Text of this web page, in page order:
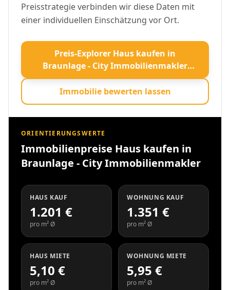
Preisstrategie verbinden wir diese Daten mit
einer individuellen Einschätzung vor Ort.
Preis-Explorer Haus kaufen in
Braunlage - City Immobilienmakler
öffnen
Immobilie bewerten lassen
ORIENTIERUNGSWERTE
Immobilienpreise Haus kaufen in
Braunlage - City Immobilienmakler
HAUS KAUF
1.201 €
pro m² Ø
WOHNUNG KAUF
1.351 €
pro m² Ø
HAUS MIETE
5,10 €
pro m² Ø
WOHNUNG MIETE
5,95 €
pro m² Ø